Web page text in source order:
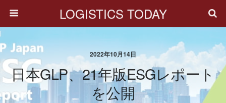
LOGISTICS TODAY
2022年10月14日
日本GLP、21年版ESGレポート
を公開